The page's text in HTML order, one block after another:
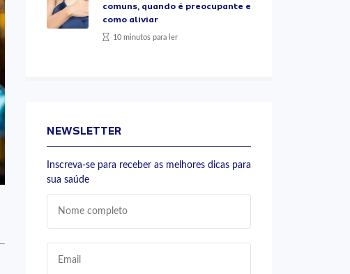
comuns, quando é preocupante e
como aliviar
10 minutos para ler
NEWSLETTER
Inscreva-se para receber as melhores dicas para
sua saúde